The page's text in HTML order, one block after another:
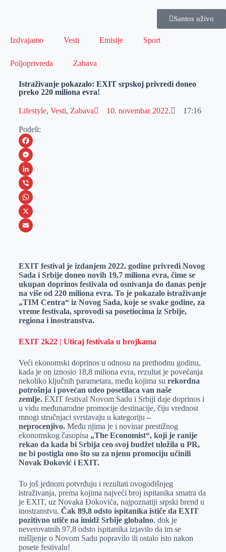
Santos uživo
Izdvajamo Vesti Emisije Sport
Poljoprivreda Zabava
Istraživanje pokazalo: EXIT srpskoj privredi doneo
preko 220 miliona evra!
Lifestyle, Vesti, Zabava 10. novembar 2022. 17:16
Podeli:
F
a
c
e
b
o
M
e
s
s
e
e
r
L
i
n
k
I
n
V
i
b
W
h
s
A
p
p
X
a
i
l
EXIT festival je izdanjem 2022. godine privredi Novog
Sada i Srbije doneo novih 19,7 miliona evra, čime se
ukupan doprinos festivala od osnivanja do danas penje
na više od 220 miliona evra. To je pokazalo istraživanje
„TIM Centra“ iz Novog Sada, koje se svake godine, za
vreme festivala, sprovodi sa posetiocima iz Srbije,
regiona i inostranstva.
EXIT 2k22 | Uticaj festivala u brojkama
Veći ekonomski doprinos u odnosu na prethodnu godinu,
kada je on iznosio 18,8 miliona evra, rezultat je povećanja
nekoliko ključnih parametara, među kojima su rekordna
potrošnja i povećan udeo posetilaca van naše
zemlje. EXIT festival Novom Sadu i Srbiji daje doprinos i
u vidu međunarodne promocije destinacije, čiju vrednost
mnogi stručnjaci svrstavaju u kategoriju –
neprocenjivo. Među njima je i novinar prestižnog
ekonomskog časopisa „The Economist“, koji je ranije
rekao da kada bi Srbija ceo svoj budžet uložila u PR,
ne bi postigla ono što su za njenu promociju učinili
Novak Đoković i EXIT.
To još jednom potvrđuju i rezultati ovogodišnjeg
istraživanja, prema kojima najveći broj ispitanika smatra da
je EXIT, uz Novaka Đokovića, najpoznatiji srpski brend u
inostranstvu. Čak 89,8 odsto ispitanika ističe da EXIT
pozitivno utiče na imidž Srbije globalno, dok je
neverovatnih 97,8 odsto ispitanika izjavilo da im se
mišljenje o Novom Sadu popravilo ili ostalo isto nakon
posete festivalu!